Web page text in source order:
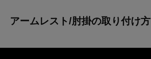
アームレスト/肘掛の取り付け方